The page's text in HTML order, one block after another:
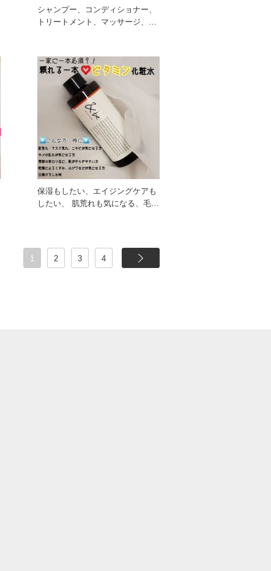
シャンプー、コンディショナー、
トリートメント、マッサージ、頭
保湿もしたい、エイジングケアも
したい、 肌荒れも気になる、毛穴
1 2 3 4